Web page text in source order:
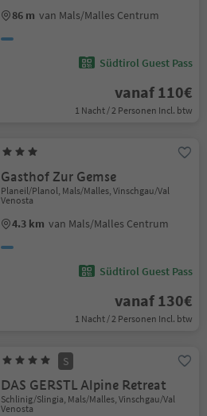
86 m van Mals/Malles Centrum
Südtirol Guest Pass
vanaf 110€
1 Nacht / 2 Personen Incl. btw
Gasthof Zur Gemse
Planeil/Planol, Mals/Malles, Vinschgau/Val
Venosta
4.3 km van Mals/Malles Centrum
Südtirol Guest Pass
vanaf 130€
1 Nacht / 2 Personen Incl. btw
S
DAS GERSTL Alpine Retreat
Schlinig/Slingia, Mals/Malles, Vinschgau/Val
Venosta